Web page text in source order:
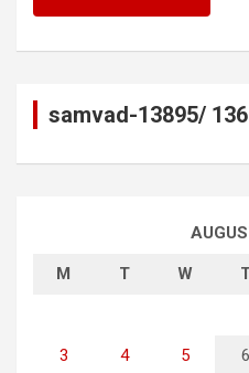
samvad-13895/ 136
M T W
3 4 5 6